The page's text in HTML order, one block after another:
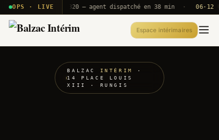
OPS · LIVE
T2E · B71 Push A320 — agent dispatché en 38 min · 06·12 UTC
Espace intérimaires
BALZAC INTÉRIM
·
14 PLACE LOUIS
XIII · RUNGIS